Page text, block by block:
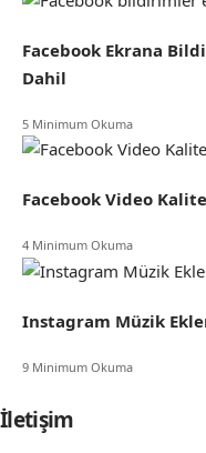
Facebook Ekrana
Dahil
5 Minimum Okuma
Facebook Video
4 Minimum Okuma
Instagram Müzik
9 Minimum Okuma
İletişim